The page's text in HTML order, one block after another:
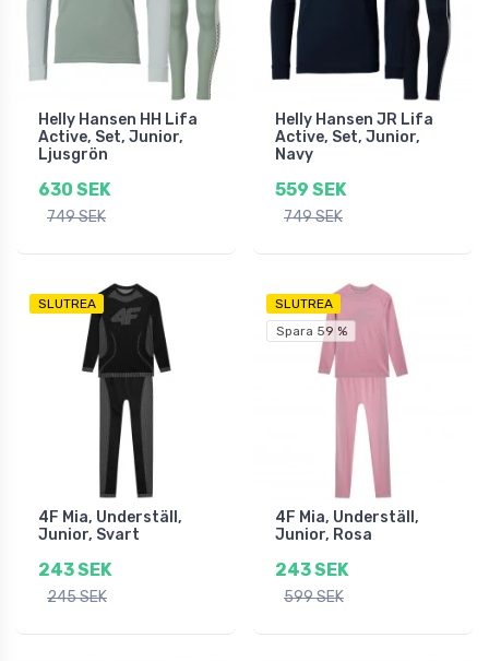
Helly Hansen HH Lifa
Active, Set, Junior,
Ljusgrön
630 SEK
749 SEK
Helly Hansen JR Lifa
Active, Set, Junior,
Navy
559 SEK
749 SEK
SLUTREA
4F Mia, Underställ,
Junior, Svart
243 SEK
245 SEK
SLUTREA
Spara 59 %
4F Mia, Underställ,
Junior, Rosa
243 SEK
599 SEK